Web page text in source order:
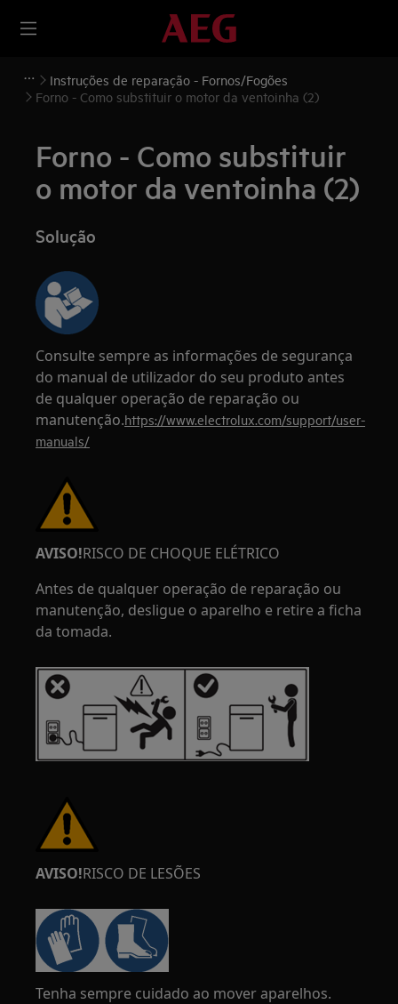
Instruções de reparação - Fornos/Fogões
Forno - Como substituir o motor da ventoinha (2)
Forno - Como substituir
o motor da ventoinha (2)
Solução
Consulte sempre as informações de segurança
do manual de utilizador do seu produto antes
de qualquer operação de reparação ou
manutenção.https://www.electrolux.com/support/user-
manuals/
AVISO!RISCO DE CHOQUE ELÉTRICO
Antes de qualquer operação de reparação ou
manutenção, desligue o aparelho e retire a ficha
da tomada.
AVISO!RISCO DE LESÕES
Tenha sempre cuidado ao mover aparelhos.